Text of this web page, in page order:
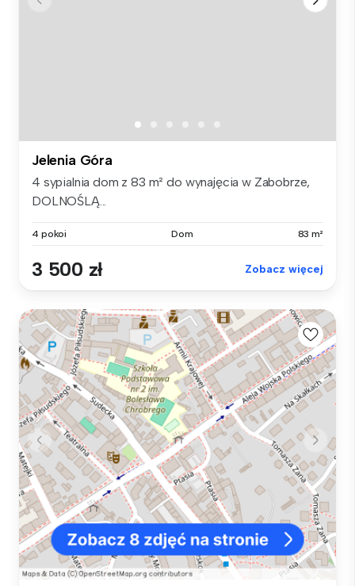
Jelenia Góra
4 sypialnia dom z 83 m² do wynajęcia w Zabobrze,
DOLNOŚLĄ...
4 pokoi Dom 83 m²
3 500 zł Zobacz więcej